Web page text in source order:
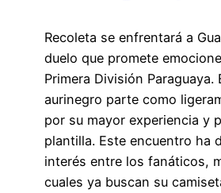
Recoleta se enfrentará a
duelo que promete
Primera División Paraguaya.
aurinegro parte como
por su mayor experiencia y
plantilla. Este encuentro ha
interés entre los fanáticos,
cuales ya buscan su